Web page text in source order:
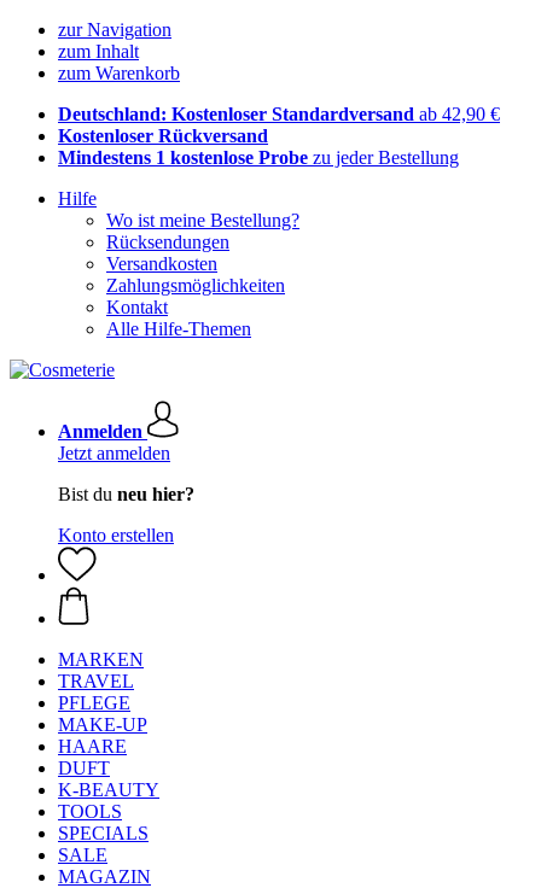
zur Navigation
zum Inhalt
zum Warenkorb
Deutschland: Kostenloser Standardversand ab 42,90 €
Kostenloser Rückversand
Mindestens 1 kostenlose Probe zu jeder Bestellung
Hilfe
Wo ist meine Bestellung?
Rücksendungen
Versandkosten
Zahlungsmöglichkeiten
Kontakt
Alle Hilfe-Themen
Anmelden
Jetzt anmelden
Bist du neu hier?
Konto erstellen
MARKEN
TRAVEL
PFLEGE
MAKE-UP
HAARE
DUFT
K-BEAUTY
TOOLS
SPECIALS
SALE
MAGAZIN